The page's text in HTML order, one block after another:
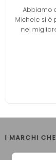
Abbiamo
Michele si è
nel
I MARCHI